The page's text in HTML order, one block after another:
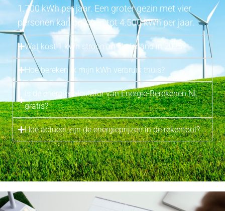
1.700 kWh per jaar. Een groter gezin met vier
personen kan oplopen tot 4.500 kWh per jaar.
Wat kost 1 kWh stroom in Nederland in 2025?
Hoe bereken ik mijn kWh verbruik thuis?
Is de energiecalculator van Energie-Berekenen.NL
gratis?
Hoe actueel zijn de energieprijzen in de rekentool?